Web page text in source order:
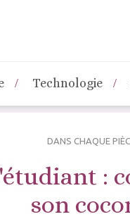
Technologie
DANS CHAQUE
:
son